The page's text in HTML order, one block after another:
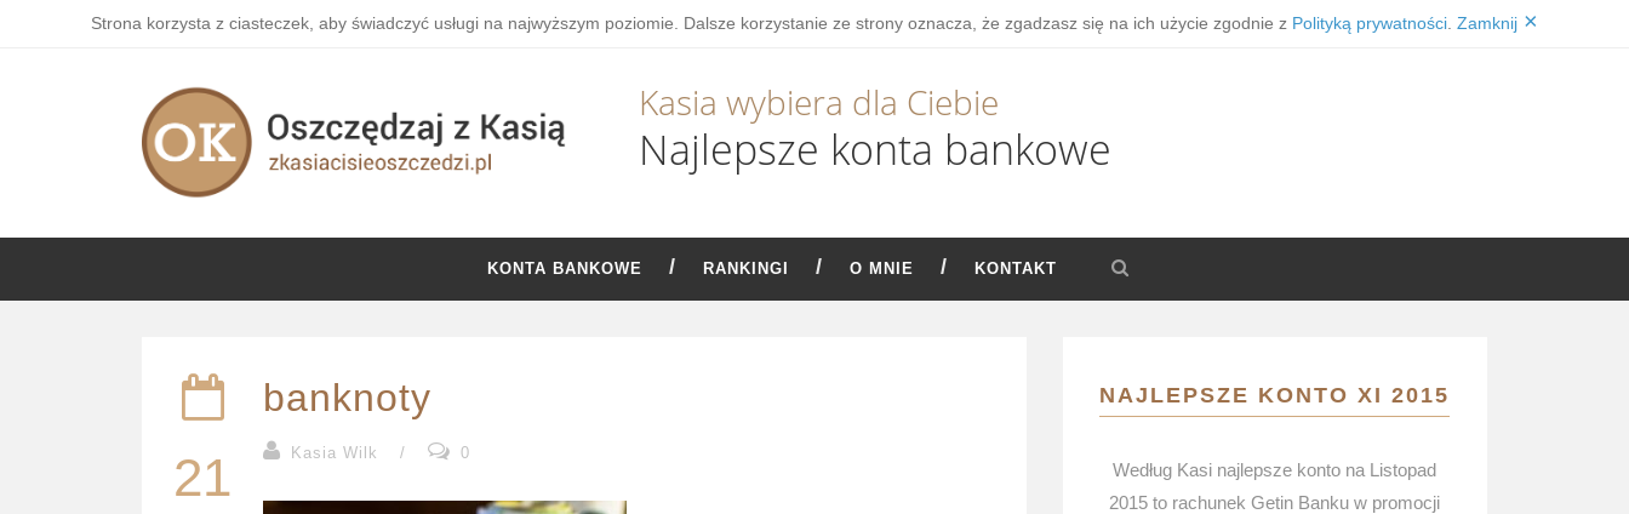
Strona korzysta z ciasteczek, aby świadczyć usługi na najwyższym poziomie. Dalsze korzystanie ze strony oznacza, że zgadzasz się na ich użycie zgodnie z Polityką prywatności Zamknij ×
Kasia wybiera dla Ciebie
Najlepsze konta bankowe
KONTA BANKOWE RANKINGI O MNIE KONTAKT
21
banknoty
Kasia Wilk / 0
NAJLEPSZE KONTO XI 2015
Według Kasi najlepsze konto na Listopad
2015 to rachunek Getin Banku w promocji